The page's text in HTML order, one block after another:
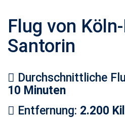
Flug von
Santorin
Durchschnittliche
10 Minuten
Entfernung: 2.200